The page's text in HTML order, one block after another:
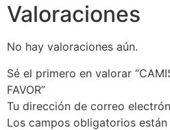
Valoraciones
No hay valoraciones aún.
Sé el primero en valorar
FAVOR”
Tu dirección de correo
Los campos obligatorios